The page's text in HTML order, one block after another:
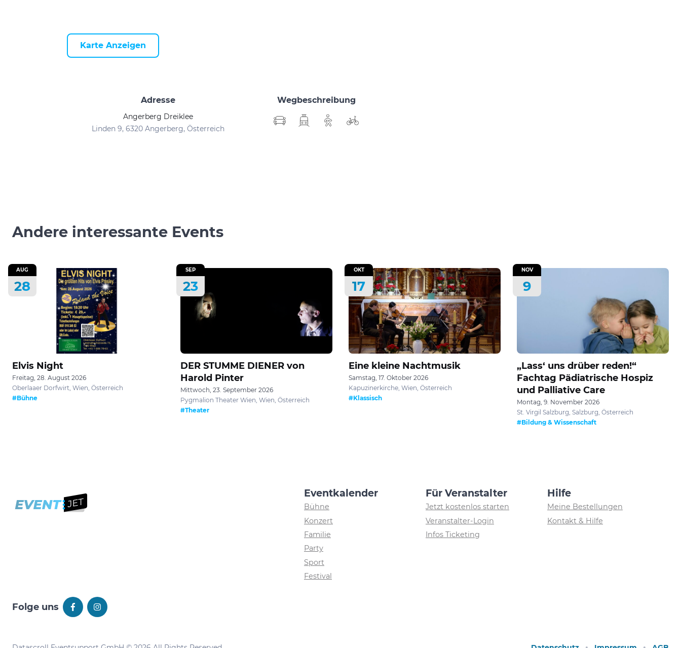
Karte Anzeigen
Adresse
Angerberg Dreiklee
Linden 9, 6320 Angerberg, Österreich
Wegbeschreibung
Andere interessante Events
AUG
28
Elvis Night
Freitag, 28. August 2026
Oberlaaer Dorfwirt, Wien, Österreich
#Bühne
SEP
23
DER STUMME DIENER von
Harold Pinter
Mittwoch, 23. September 2026
Pygmalion Theater Wien, Wien, Österreich
#Theater
OKT
17
Eine kleine Nachtmusik
Samstag, 17. Oktober 2026
Kapuzinerkirche, Wien, Österreich
#Klassisch
NOV
9
„Lass‘ uns drüber reden!“
Fachtag Pädiatrische Hospiz
und Palliative Care
Montag, 9. November 2026
St. Virgil Salzburg, Salzburg, Österreich
#Bildung & Wissenschaft
Eventkalender
Bühne
Konzert
Familie
Party
Sport
Festival
Für Veranstalter
Jetzt kostenlos starten
Veranstalter-Login
Infos Ticketing
Hilfe
Meine Bestellungen
Kontakt & Hilfe
Folge uns